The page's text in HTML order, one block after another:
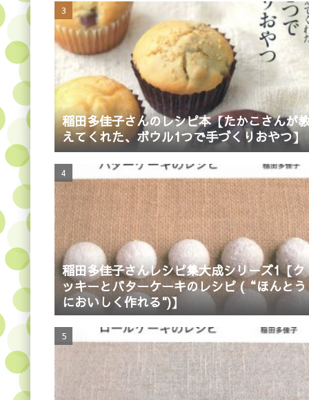
稲田多佳子さんのレシピ本【たかこさんが
えてくれた、ボウル1つで手づくりおやつ】
稲田多佳子さんレシピ集大成シリーズ1【ク
ッキーとバターケーキのレシピ (“ほんとう
においしく作れる")】